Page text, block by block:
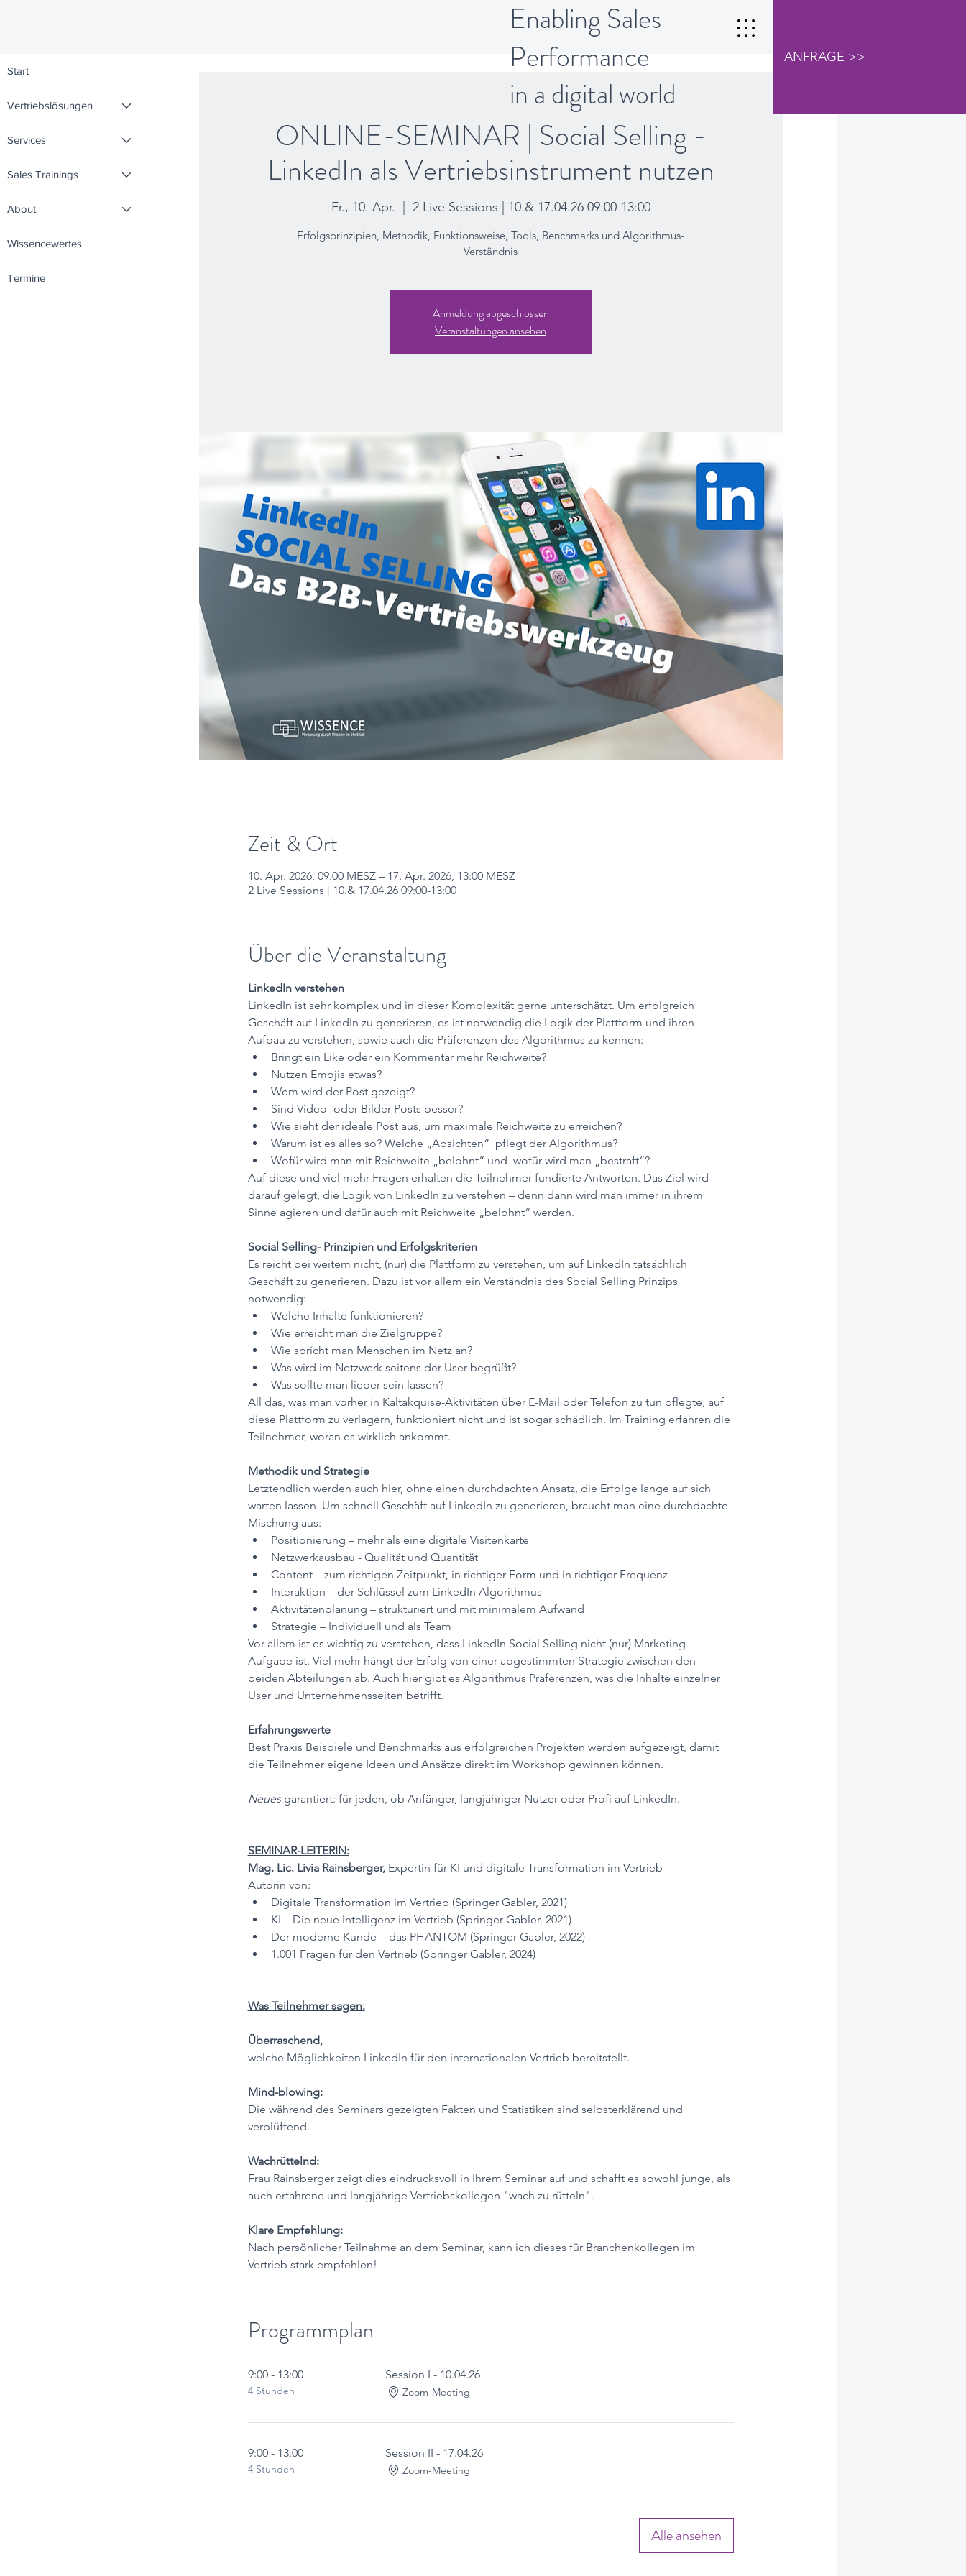
ANFRAGE >>
Enabling Sales
Performance
in a digital world
Start
Vertriebslösungen
Services
Sales Trainings
About
Wissencewertes
Termine
ONLINE-SEMINAR | Social Selling -
LinkedIn als Vertriebsinstrument nutzen
Fr., 10. Apr. 2 Live Sessions | 10.& 17.04.26 09:00-13:00
Erfolgsprinzipien, Methodik, Funktionsweise, Tools, Benchmarks und Algorithmus-
Verständnis
Anmeldung abgeschlossen
Veranstaltungen ansehen
Zeit & Ort
10. Apr. 2026, 09:00 MESZ – 17. Apr. 2026, 13:00 MESZ
2 Live Sessions | 10.& 17.04.26 09:00-13:00
Über die Veranstaltung
LinkedIn verstehen
LinkedIn ist sehr komplex und in dieser Komplexität gerne unterschätzt. Um erfolgreich
Geschäft auf LinkedIn zu generieren, es ist notwendig die Logik der Plattform und ihren
Aufbau zu verstehen, sowie auch die Präferenzen des Algorithmus zu kennen:
Bringt ein Like oder ein Kommentar mehr Reichweite?
Nutzen Emojis etwas?
Wem wird der Post gezeigt?
Sind Video- oder Bilder-Posts besser?
Wie sieht der ideale Post aus, um maximale Reichweite zu erreichen?
Warum ist es alles so? Welche „Absichten“  pflegt der Algorithmus?
Wofür wird man mit Reichweite „belohnt“ und  wofür wird man „bestraft“?
Auf diese und viel mehr Fragen erhalten die Teilnehmer fundierte Antworten. Das Ziel wird
darauf gelegt, die Logik von LinkedIn zu verstehen – denn dann wird man immer in ihrem
Sinne agieren und dafür auch mit Reichweite „belohnt“ werden.
Social Selling- Prinzipien und Erfolgskriterien
Es reicht bei weitem nicht, (nur) die Plattform zu verstehen, um auf LinkedIn tatsächlich
Geschäft zu generieren. Dazu ist vor allem ein Verständnis des Social Selling Prinzips
notwendig:
Welche Inhalte funktionieren?
Wie erreicht man die Zielgruppe?
Wie spricht man Menschen im Netz an?
Was wird im Netzwerk seitens der User begrüßt?
Was sollte man lieber sein lassen?
All das, was man vorher in Kaltakquise-Aktivitäten über E-Mail oder Telefon zu tun pflegte, auf
diese Plattform zu verlagern, funktioniert nicht und ist sogar schädlich. Im Training erfahren die
Teilnehmer, woran es wirklich ankommt.
Methodik und Strategie
Letztendlich werden auch hier, ohne einen durchdachten Ansatz, die Erfolge lange auf sich
warten lassen. Um schnell Geschäft auf LinkedIn zu generieren, braucht man eine durchdachte
Mischung aus:
Positionierung – mehr als eine digitale Visitenkarte
Netzwerkausbau - Qualität und Quantität
Content – zum richtigen Zeitpunkt, in richtiger Form und in richtiger Frequenz
Interaktion – der Schlüssel zum LinkedIn Algorithmus
Aktivitätenplanung – strukturiert und mit minimalem Aufwand
Strategie – Individuell und als Team
Vor allem ist es wichtig zu verstehen, dass LinkedIn Social Selling nicht (nur) Marketing-
Aufgabe ist. Viel mehr hängt der Erfolg von einer abgestimmten Strategie zwischen den
beiden Abteilungen ab. Auch hier gibt es Algorithmus Präferenzen, was die Inhalte einzelner
User und Unternehmensseiten betrifft.
Erfahrungswerte
Best Praxis Beispiele und Benchmarks aus erfolgreichen Projekten werden aufgezeigt, damit
die Teilnehmer eigene Ideen und Ansätze direkt im Workshop gewinnen können.
Neues garantiert: für jeden, ob Anfänger, langjähriger Nutzer oder Profi auf LinkedIn.
SEMINAR-LEITERIN:
Mag. Lic. Livia Rainsberger, Expertin für KI und digitale Transformation im Vertrieb
Autorin von:
Digitale Transformation im Vertrieb (Springer Gabler, 2021)
KI – Die neue Intelligenz im Vertrieb (Springer Gabler, 2021)
Der moderne Kunde  - das PHANTOM (Springer Gabler, 2022)
1.001 Fragen für den Vertrieb (Springer Gabler, 2024)
Was Teilnehmer sagen:
Überraschend,
welche Möglichkeiten LinkedIn für den internationalen Vertrieb bereitstellt.
Mind-blowing:
Die während des Seminars gezeigten Fakten und Statistiken sind selbsterklärend und
verblüffend.
Wachrüttelnd:
Frau Rainsberger zeigt dies eindrucksvoll in Ihrem Seminar auf und schafft es sowohl junge, als
auch erfahrene und langjährige Vertriebskollegen "wach zu rütteln".
Klare Empfehlung:
Nach persönlicher Teilnahme an dem Seminar, kann ich dieses für Branchenkollegen im
Vertrieb stark empfehlen!
Programmplan
9:00 - 13:00
4 Stunden
Session I - 10.04.26
Zoom-Meeting
9:00 - 13:00
4 Stunden
Session II - 17.04.26
Zoom-Meeting
Alle ansehen